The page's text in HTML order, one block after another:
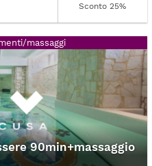
Sconto 25%
massaggi
90min+massaggio